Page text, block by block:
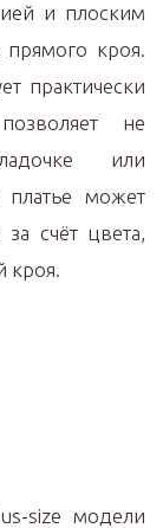
и плоским
прямого кроя.
практически
не
или
может
счёт цвета,
кроя.
size модели